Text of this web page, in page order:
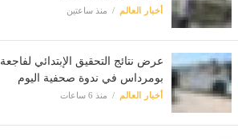
أخبار العالم منذ ساعتين
عرض نتائج التحقيق الإبتدائي لفاجعة
بومرداس في ندوة صحفية اليوم
أخبار العالم منذ 6 ساعات